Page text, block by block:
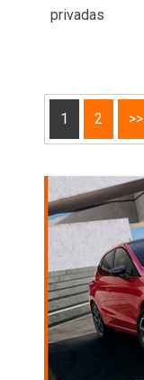
privadas
1 2 >>